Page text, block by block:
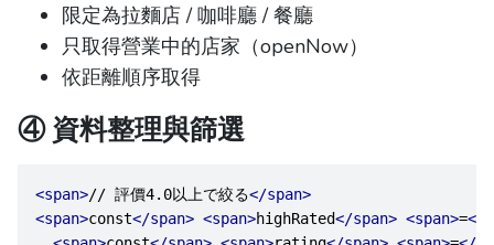
限定為拉麵店 / 咖啡廳 / 餐廳
只取得營業中的店家（openNow）
依距離順序取得
④ 資料整理與篩選
<span>// 評價4.0以上で絞る</span>
<span>const</span> <span>highRated</span> <span>=</